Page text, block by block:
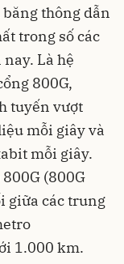
thông dẫn
trong số các
Là hệ
800G,
tuyến vượt
mỗi giây và
mỗi giây.
(800G
giữa các trung
1.000 km.